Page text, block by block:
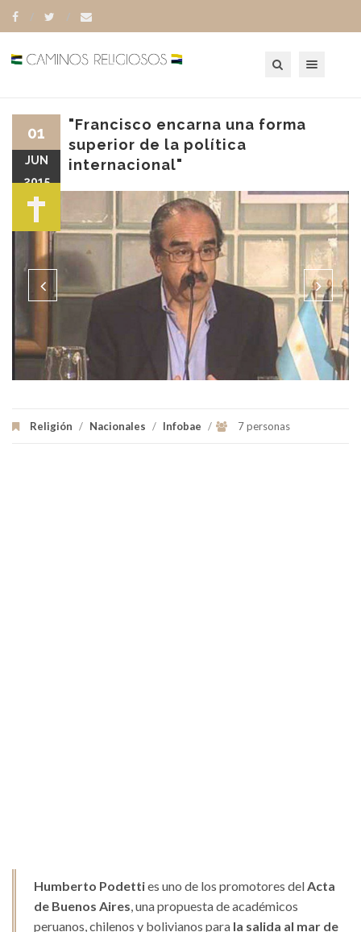
"Francisco encarna una forma
superior de la política
internacional"
Religión / Nacionales / Infobae / 7 personas
01
JUN
2015
Humberto Podetties uno de los promotores delActa
de Buenos Aires, una propuesta de académicos
peruanos, chilenos y bolivianos para la salida al mar de